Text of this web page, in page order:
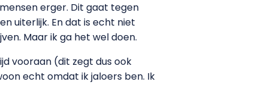
erger. Dit gaat tegen
uiterlijk. En dat is echt niet
Maar ik ga het wel doen.
vooraan (dit zegt dus ook
echt omdat ik jaloers ben. Ik